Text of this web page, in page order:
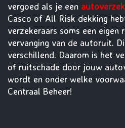
vergoed als je een
Casco of All Risk dekking
verzekeraars soms een
vervanging van de autoruit.
verschillend. Daarom is het
of ruitschade door jouw
wordt en onder welke
Centraal Beheer!